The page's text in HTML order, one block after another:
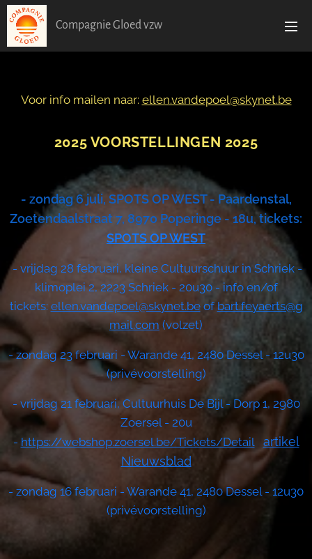
Compagnie Gloed vzw
Voor info mailen naar: ellen.vandepoel@skynet.be
2025 VOORSTELLINGEN 2025
- zondag 6 juli, SPOTS OP WEST - Paardenstal,
Zoetendaalstraat 7, 8970 Poperinge - 18u, tickets:
SPOTS OP WEST
- vrijdag 28 februari, kleine Cultuurschuur in Schriek -
klimoplei 2, 2223 Schriek - 20u30 - info en/of
tickets: ellen.vandepoel@skynet.beof bart.feyaerts@g
mail.com (volzet)
- zondag 23 februari - Warande 41, 2480 Dessel - 12u30
(privévoorstelling)
- vrijdag 21 februari, Cultuurhuis De Bijl - Dorp 1, 2980
Zoersel - 20u
- https://webshop.zoersel.be/Tickets/Detail
artikel
Nieuwsblad
- zondag 16 februari - Warande 41, 2480 Dessel - 12u30
(privévoorstelling)